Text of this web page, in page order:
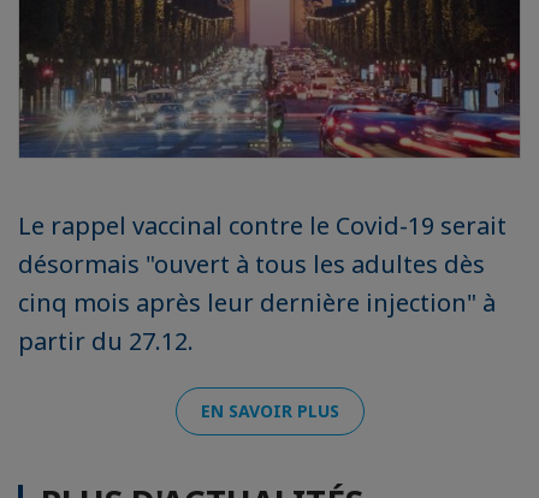
Le rappel vaccinal contre le Covid-19 serait
désormais "ouvert à tous les adultes dès
cinq mois après leur dernière injection" à
partir du 27.12.
EN SAVOIR PLUS